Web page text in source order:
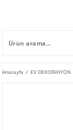
Anasayfa EV DEKORASYON